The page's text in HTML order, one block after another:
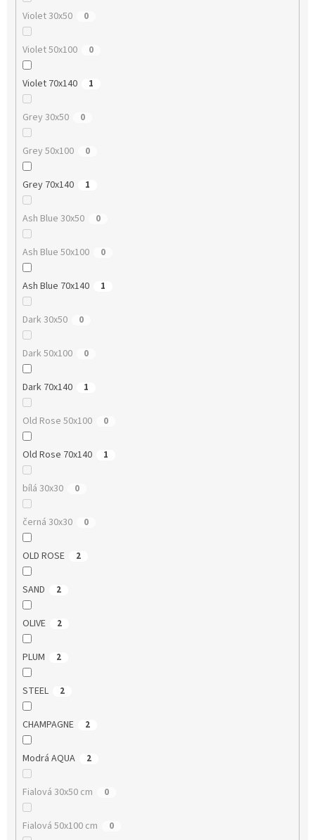
Violet 30x50 0
Violet 50x100 0
Violet 70x140 1
Grey 30x50 0
Grey 50x100 0
Grey 70x140 1
Ash Blue 30x50 0
Ash Blue 50x100 0
Ash Blue 70x140 1
Dark 30x50 0
Dark 50x100 0
Dark 70x140 1
Old Rose 50x100 0
Old Rose 70x140 1
bílá 30x30 0
černá 30x30 0
OLD ROSE 2
SAND 2
OLIVE 2
PLUM 2
STEEL 2
CHAMPAGNE 2
Modrá AQUA 2
Fialová 30x50 cm 0
Fialová 50x100 cm 0